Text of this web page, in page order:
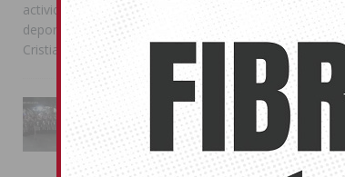
actividades familiares, competiciones
deportivas y las celebraciones de Moros y
Cristianos
La Entrada Cristiana llena de
esplendor las calles de
Almoradí en una multitudinaria
jornada festera